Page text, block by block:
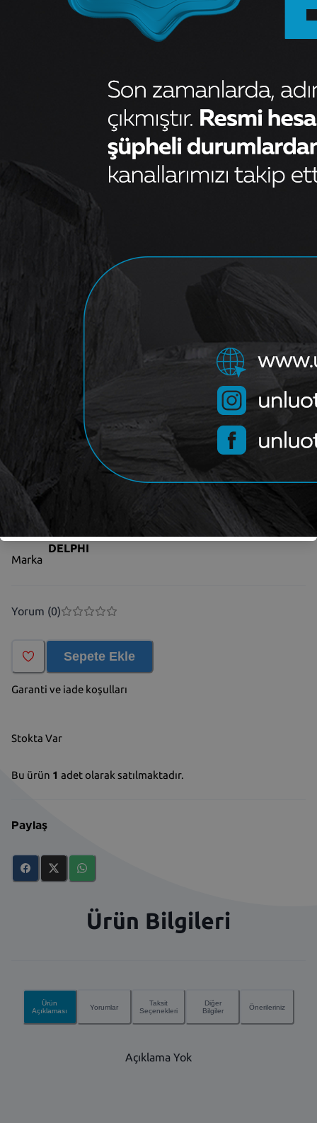
GOLF IV V VI 97 JETTA PASSAT
05 POLO 09 OCT
1.986,88
1.471,06 ₺
OEM DELPHI LP1837
Kategori
Marka
DELPHI
Yorum (0)
Sepete Ekle
Garanti ve iade koşulları
Stokta Var
Bu ürün 1 adet olarak satılmaktadır.
Paylaş
Ürün Bilgileri
Ürün
Açıklaması
Yorumlar
Taksit
Seçenekleri
Diğer
Bilgiler
Önerileriniz
Açıklama Yok